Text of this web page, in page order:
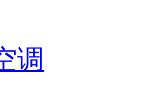
调